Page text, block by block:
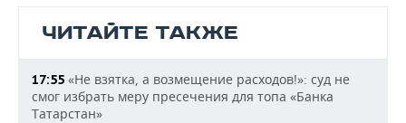
ЧИТАЙТЕ ТАКЖЕ
17:55 «Не взятка, а возмещение расходов!»: суд не
смог избрать меру пресечения для топа «Банка
Татарстан»